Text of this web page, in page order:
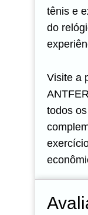
tênis e
do
Visite a
todos